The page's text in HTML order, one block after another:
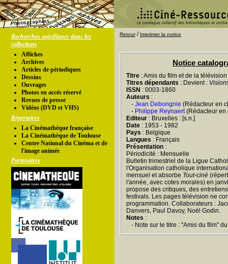
Recherches spécifiques dans les
collections
Affiches
Archives
Articles de périodiques
Dessins
Ouvrages
Photos en accés réservé
Revues de presse
Vidéos (DVD et VHS)
Répertoires
La Cinémathèque française
La Cinémathèque de Toulouse
Centre National du Cinéma et de
l'image animée
Partenaires
Retour/ Imprimer la notice
Notice
Titre : Amis du film et de la télévision
Titres dépendants : Devient :
ISSN : 0003-1860
Auteurs :
- Jean Debongnie (Rédacteur en
- Philippe Reynaert(Rédacteur en
Editeur : Bruxelles : [s.n.]
Date : 1953 - 1982
Pays : Belgique
Langues : Français
Présentation :
Périodicité : Mensuelle
Bulletin trimestriel de la Ligue
l'Organisation catholique
mensuel et absorbe Tout-ciné
l'année, avec cotes morales) en
propose des critiques, des
festivals. Les pages télévision ne
programmation. Collaborateurs :
Danvers, Paul Davoy, Noël Godin.
Notes :
- Note sur le titre : "Amis du film"